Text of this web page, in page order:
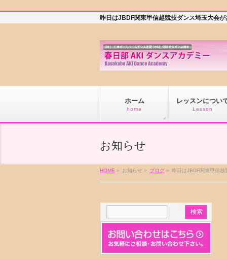
昨日はJBDF関東甲信越競技ダンス埼玉大会
ホーム
home
レッスンについ
Lesson
お知らせ
HOME » お知らせ » ブログ » 昨日はJBDF関東甲信